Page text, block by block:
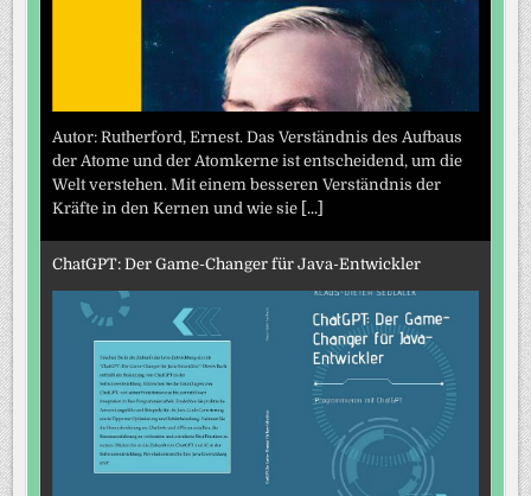
Autor: Rutherford, Ernest. Das Verständnis des Aufbaus
der Atome und der Atomkerne ist entscheidend, um die
Welt verstehen. Mit einem besseren Verständnis der
Kräfte in den Kernen und wie sie [...]
ChatGPT: Der Game-Changer für Java-Entwickler